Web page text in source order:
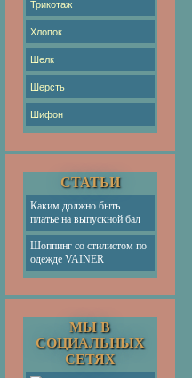
Трикотаж
Хлопок
Шелк
Шерсть
Шифон
СТАТЬИ
Каким должно быть
платье на выпускной бал
Шоппинг со стилистом по
одежде VAINER
МЫ В
СОЦИАЛЬНЫХ
СЕТЯХ